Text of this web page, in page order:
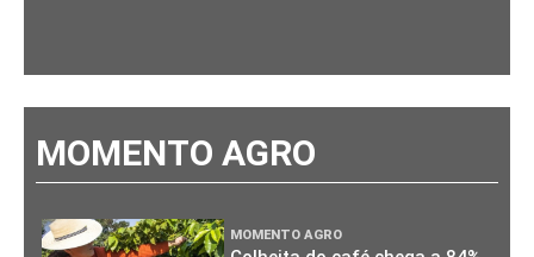
MOMENTO AGRO
MOMENTO AGRO